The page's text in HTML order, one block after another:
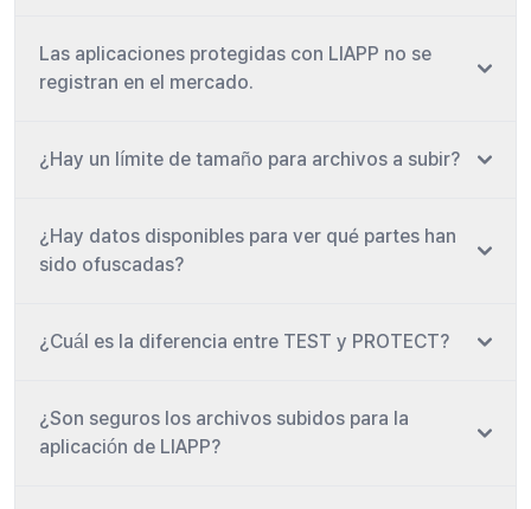
Las aplicaciones protegidas con LIAPP no se
registran en el mercado.
¿Hay un límite de tamaño para archivos a subir?
¿Hay datos disponibles para ver qué partes han
sido ofuscadas?
¿Cuál es la diferencia entre TEST y PROTECT?
¿Son seguros los archivos subidos para la
aplicación de LIAPP?